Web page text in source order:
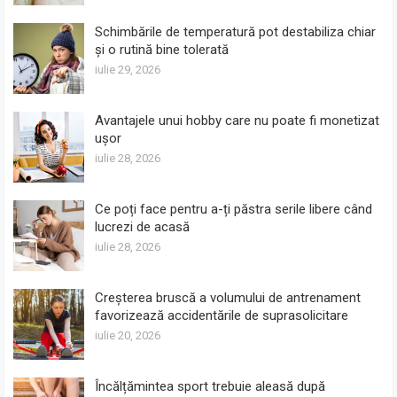
Schimbările de temperatură pot destabiliza chiar
și o rutină bine tolerată
iulie 29, 2026
Avantajele unui hobby care nu poate fi monetizat
ușor
iulie 28, 2026
Ce poți face pentru a-ți păstra serile libere când
lucrezi de acasă
iulie 28, 2026
Creșterea bruscă a volumului de antrenament
favorizează accidentările de suprasolicitare
iulie 20, 2026
Încălțămintea sport trebuie aleasă după